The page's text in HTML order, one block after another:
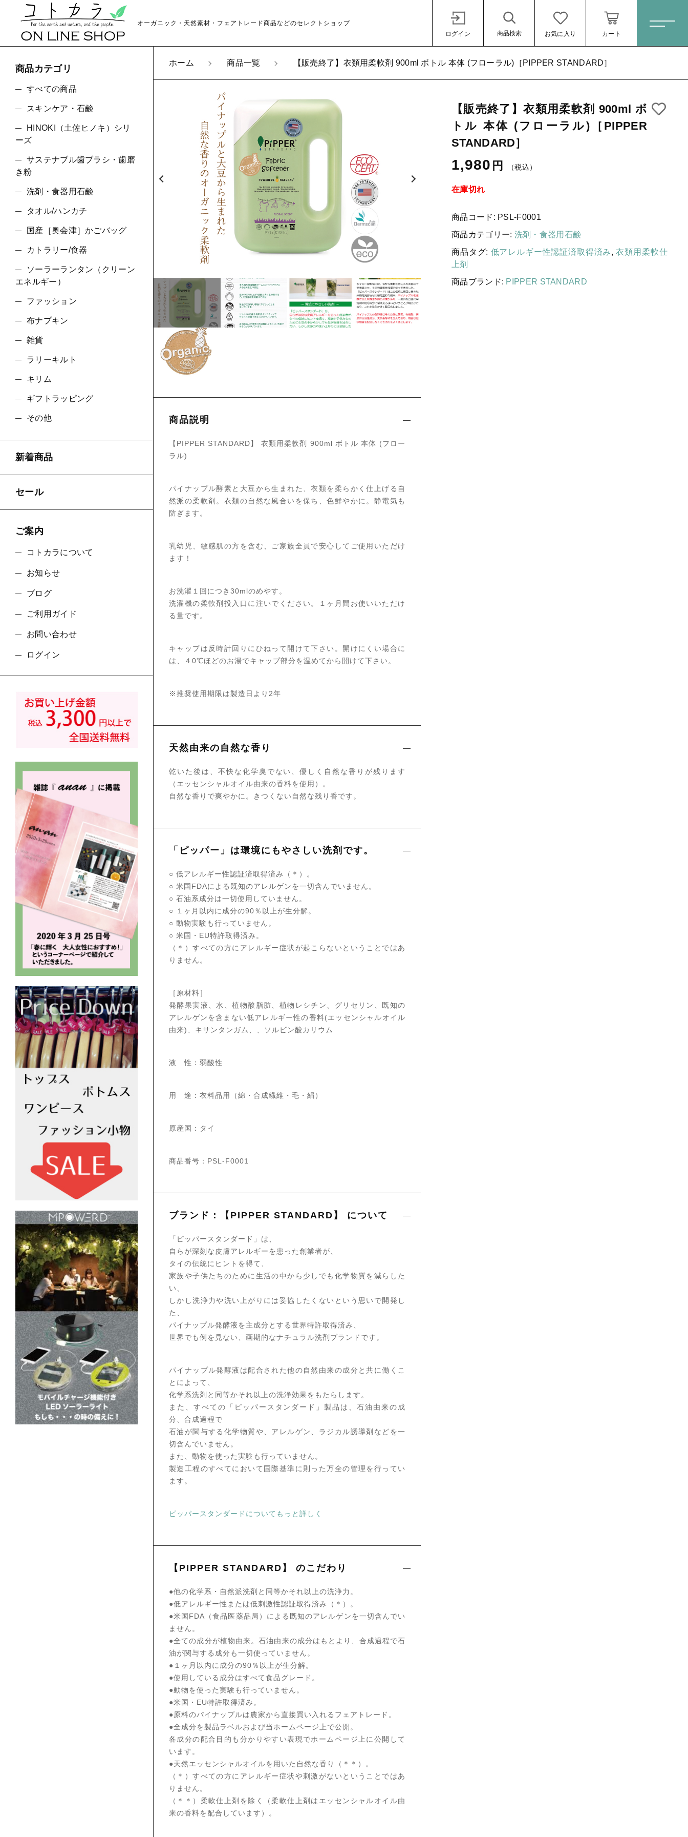
オーガニック・天然素材・フェアトレード商品などのセレクトショップ
ログイン
商品検索 お気に入り カート
ホーム 商品一覧 【販売終了】衣類用柔軟剤 900ml ボトル 本体 (フローラル)［PIPPER STANDARD］
商品説明
【PIPPER STANDARD】 衣類用柔軟剤 900ml ボトル 本体 (フロー
ラル)
パイナップル酵素と大豆から生まれた、衣類を柔らかく仕上げる自
然派の柔軟剤。衣類の自然な風合いを保ち、色鮮やかに。静電気も
防ぎます。
乳幼児、敏感肌の方を含む、ご家族全員で安心してご使用いただけ
ます！
お洗濯１回につき30mlのめやす。
洗濯機の柔軟剤投入口に注いでください。１ヶ月間お使いいただけ
る量です。
キャップは反時計回りにひねって開けて下さい。開けにくい場合に
は、４0℃ほどのお湯でキャップ部分を温めてから開けて下さい。
※推奨使用期限は製造日より2年
天然由来の自然な香り
乾いた後は、不快な化学臭でない、優しく自然な香りが残ります
（エッセンシャルオイル由来の香料を使用）。
自然な香りで爽やかに。きつくない自然な残り香です。
「ピッパー」は環境にもやさしい洗剤です。
○ 低アレルギー性認証済取得済み（＊）。
○ 米国FDAによる既知のアレルゲンを一切含んでいません。
○ 石油系成分は一切使用していません。
○ １ヶ月以内に成分の90％以上が生分解。
○ 動物実験も行っていません。
○ 米国・EU特許取得済み。
（＊）すべての方にアレルギー症状が起こらないということではあ
りません。
［原材料］
発酵果実液、水、植物酸脂肪、植物レシチン、グリセリン、既知の
アレルゲンを含まない低アレルギー性の香料(エッセンシャルオイル
由来)、キサンタンガム、、ソルビン酸カリウム
液 性：弱酸性
用 途：衣料品用（綿・合成繊維・毛・絹）
原産国：タイ
商品番号：PSL-F0001
ブランド：【PIPPER STANDARD】 について
「ピッパースタンダード」は、
自らが深刻な皮膚アレルギーを患った創業者が、
タイの伝統にヒントを得て、
家族や子供たちのために生活の中から少しでも化学物質を減らした
い、
しかし洗浄力や洗い上がりには妥協したくないという思いで開発し
た、
パイナップル発酵液を主成分とする世界特許取得済み、
世界でも例を見ない、画期的なナチュラル洗剤ブランドです。
パイナップル発酵液は配合された他の自然由来の成分と共に働くこ
とによって、
化学系洗剤と同等かそれ以上の洗浄効果をもたらします。
また、すべての「ピッパースタンダード」製品は、石油由来の成
分、合成過程で
石油が関与する化学物質や、アレルゲン、ラジカル誘導剤などを一
切含んでいません。
また、動物を使った実験も行っていません。
製造工程のすべてにおいて国際基準に則った万全の管理を行ってい
ます。
ピッパースタンダードについてもっと詳しく
【PIPPER STANDARD】 のこだわり
●他の化学系・自然派洗剤と同等かそれ以上の洗浄力。
●低アレルギー性または低刺激性認証取得済み（＊）。
●米国FDA（食品医薬品局）による既知のアレルゲンを一切含んでい
ません。
●全ての成分が植物由来。石油由来の成分はもとより、合成過程で石
油が関与する成分も一切使っていません。
●１ヶ月以内に成分の90％以上が生分解。
●使用している成分はすべて食品グレード。
●動物を使った実験も行っていません。
●米国・EU特許取得済み。
●原料のパイナップルは農家から直接買い入れるフェアトレード。
●全成分を製品ラベルおよび当ホームページ上で公開。
各成分の配合目的も分かりやすい表現でホームページ上に公開して
います。
●天然エッセンシャルオイルを用いた自然な香り（＊＊）。
（＊）すべての方にアレルギー症状や刺激がないということではあ
りません。
（＊＊）柔軟仕上剤を除く（柔軟仕上剤はエッセンシャルオイル由
来の香料を配合しています）。
【販売終了】衣類用柔軟剤 900ml ボ
トル 本体 (フローラル)［PIPPER
STANDARD］
1,980 円 （税込）
在庫切れ
商品コード: PSL-F0001
商品カテゴリー: 洗剤・食器用石鹸
商品タグ: 低アレルギー性認証済取得済み,衣類用柔軟仕
上剤
商品ブランド: PIPPER STANDARD
商品カテゴリ
すべての商品
スキンケア・石鹸
HINOKI（土佐ヒノキ）シリ
ーズ
サステナブル歯ブラシ・歯磨
き粉
洗剤・食器用石鹸
タオル/ハンカチ
国産［奥会津］かごバッグ
カトラリー/食器
ソーラーランタン（クリーン
エネルギー）
ファッション
布ナプキン
雑貨
ラリーキルト
キリム
ギフトラッピング
その他
新着商品
セール
ご案内
コトカラについて
お知らせ
ブログ
ご利用ガイド
お問い合わせ
ログイン
【販売終了】衣類用柔軟剤 900ml ボトル 本体 (フローラル)［PIPPER
STANDARD］
数量
1,980円
（税
ショッピングを続ける
ホーム
すべての商品
スキンケア・石鹸
サステナブル歯ブラシ・歯磨き粉
タオル/ハンカチ
国産［奥会津］かごバッグ
カトラリー/食器
ルギー）
親カテゴリ
～
その他
在庫あり
並び順